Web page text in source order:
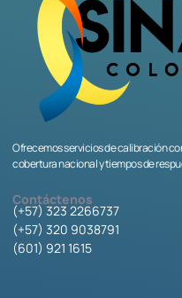
Ofrecemos servicios de calibración
cobertura nacional y tiempos de
Contáctenos
(+57) 323 2266737
(+57) 320 9038791
(601) 921 1615